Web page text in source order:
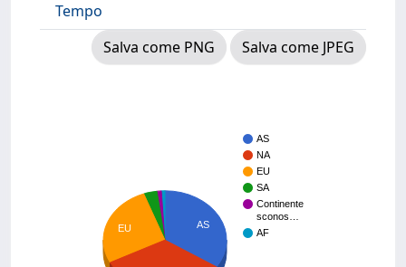
Tempo
Salva come PNG
Salva come JPEG
AS
NA
EU
SA
Continente
sconos…
AF
AS
EU